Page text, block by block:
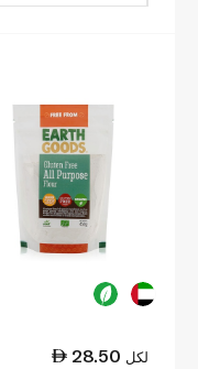
28.50 لكل